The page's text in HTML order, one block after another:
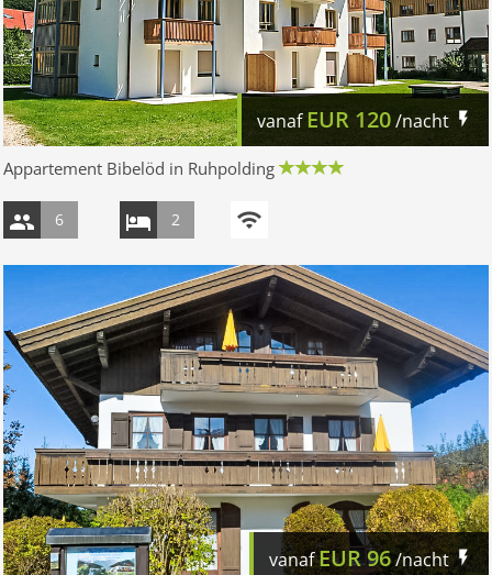
vanafEUR 120/nacht
Appartement Bibelöd in Ruhpolding
6 2
vanafEUR96/nacht